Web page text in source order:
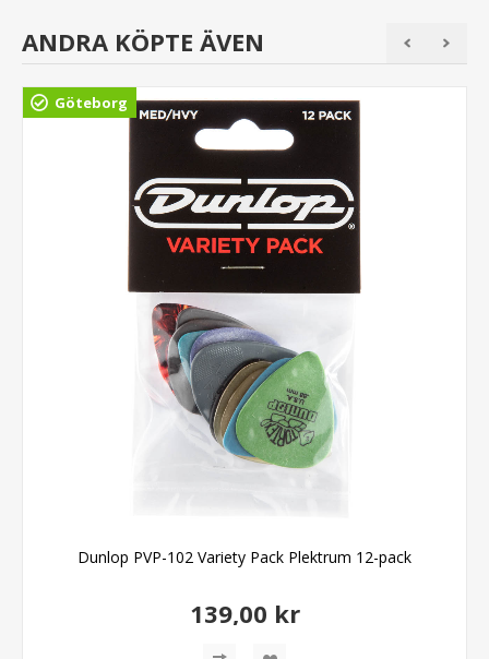
ANDRA KÖPTE ÄVEN
Göteborg
Dunlop PVP-102 Variety Pack Plektrum 12-pack
139,00 kr